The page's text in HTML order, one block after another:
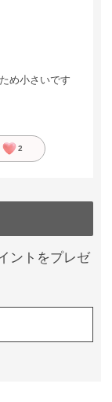
め小さいです
2
ントをプレゼ